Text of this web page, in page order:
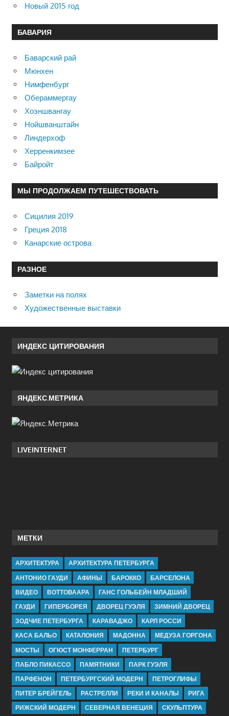
Новый 2015 год
БАВАРИЯ
Баварский рай
Мюнхен
Нимфенбург
Обераммергау
Хоэншвангау
Нойшванштайн
Линдерхоф
Херренкимзее
Байройт
МЫ ПРОДОЛЖАЕМ ПУТЕШЕСТВОВАТЬ
Сицилия 2019
Греция 2018
Канарские острова
РАЗНОЕ
Заметки на полях
Художественные выставки
ИНДЕКС ЦИТИРОВАНИЯ
ЯНДЕКС.МЕТРИКА
LIVEINTERNET
МЕТКИ
АРХИТЕКТУРА
АРХИТЕКТУРА ПЕТЕРБУРГА
АНТОНИО ГАУДИ
АФИНЫ БАРОККО
БАРСЕЛОНА
ВИДЕО
ВОТТОВААРА
ГАНС ГОЛЬБЕЙН МЛАДШИЙ
ГАУДИ
ГИПЕРБОРЕЯ ДВОРЕЦ ГУЭЛЯ
ЗИМНИЙ ДВОРЕЦ
ЗОДЧИЕ ПЕТЕРБУРГА
КАРАВАДЖО
КАРЛ РОССИ
КАСА БАЛЬО
КАТАЛОНИЯ МАДОННА
МЕДУЗА ГОРГОНА
МОСТЫ
ОГЮСТ МОНФЕРРАН
ПЕТЕРБУРГ
ПАБЛО ПИКАССО
ПАМЯТНИКИ
ПАРК ГУЭЛЯ
ПАРФЕНОН
ПЕТЕРБУРГСКИЙ МОДЕРН
ПЕТРОГЛИФЫ
ПИТЕР БРЕЙГЕЛЬ
РАСТРЕЛЛИ РЕКИ И КАНАЛЫ
РИГА
РИЖСКИЙ МОДЕРН
СЕВЕРНАЯ ВЕНЕЦИЯ СКУЛЬПТУРА